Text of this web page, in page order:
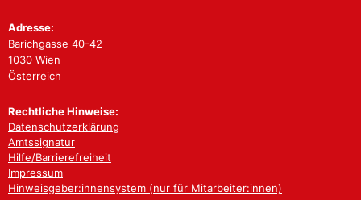
Adresse:
Barichgasse 40-42
1030 Wien
Österreich
Rechtliche Hinweise:
Datenschutzerklärung
Amtssignatur
Hilfe/Barrierefreiheit
Impressum
Hinweisgeber:innensystem (nur für Mitarbeiter:innen)